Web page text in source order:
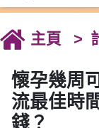
主頁
懷孕幾周
流最佳時
錢？